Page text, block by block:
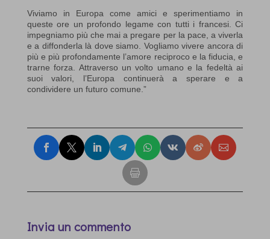
Viviamo in Europa come amici e sperimentiamo in
queste ore un profondo legame con tutti i francesi. Ci
impegniamo più che mai a pregare per la pace, a viverla
e a diffonderla là dove siamo. Vogliamo vivere ancora di
più e più profondamente l’amore reciproco e la fiducia, e
trarne forza. Attraverso un volto umano e la fedeltà ai
suoi valori, l’Europa continuerà a sperare e a
condividere un futuro comune.”
Invia un commento